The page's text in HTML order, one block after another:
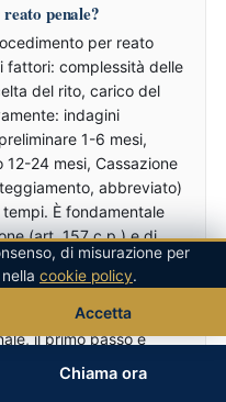
penale?
per reato
fattori: complessità delle
del rito, carico del
indagini
1-6 mesi,
24 mesi, Cassazione
abbreviato)
È fondamentale
(art. 157 c.p.) e di
reato penale?
il primo passo è
(art. 64 c.p.p.) finché non
rendere dichiarazioni
Chiama ora
di misurazione per
cookie policy.
Accetta